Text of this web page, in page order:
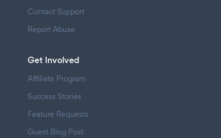
Contact Support
Report Abuse
Get Involved
Affiliate Program
Success Stories
Feature Requests
Guest Blog Post